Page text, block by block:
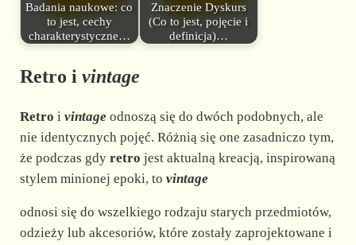
Badania naukowe: co
to jest, cechy
charakterystyczne…
Znaczenie Dyskurs
(Co to jest, pojęcie i
definicja)…
Retro i vintage
Retro i vintage odnoszą się do dwóch podobnych, ale
nie identycznych pojęć. Różnią się one zasadniczo tym,
że podczas gdy retro jest aktualną kreacją, inspirowaną
stylem minionej epoki, to vintage
odnosi się do wszelkiego rodzaju starych przedmiotów,
odzieży lub akcesoriów, które zostały zaprojektowane i